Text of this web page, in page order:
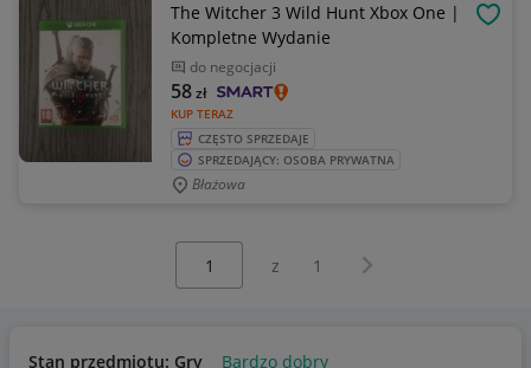
The Witcher 3 Wild Hunt Xbox One |
Kompletne Wydanie
do negocjacji
KUP TERAZ
58zł
CZĘSTO SPRZEDAJE
SPRZEDAJĄCY: OSOBA PRYWATNA
Błażowa
z 1 Następna strona
Stan przedmiotu: Gry Bardzo dobry